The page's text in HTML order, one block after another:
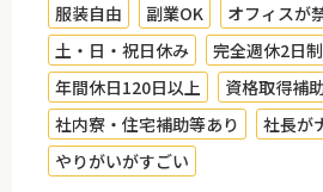
服装自由
副業OK
オフィスが
土・日・祝日休み
完全週休2日制
年間休日120日以上
資格取得補
社内寮・住宅補助等あり
社長が
やりがいがすごい